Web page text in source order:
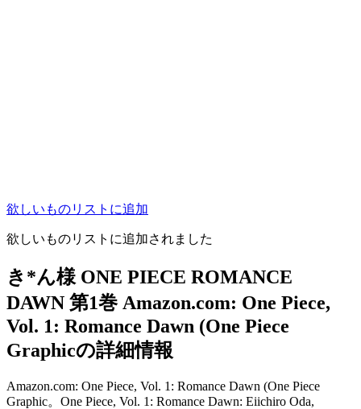
欲しいものリストに追加
欲しいものリストに追加されました
き*ん様 ONE PIECE ROMANCE
DAWN 第1巻 Amazon.com: One Piece,
Vol. 1: Romance Dawn (One Piece
Graphicの詳細情報
Amazon.com: One Piece, Vol. 1: Romance Dawn (One Piece
Graphic。One Piece, Vol. 1: Romance Dawn: Eiichiro Oda,